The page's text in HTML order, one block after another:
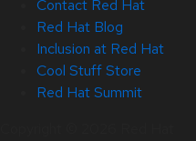
Contact Red Hat
Red Hat Blog
Inclusion at Red Hat
Cool Stuff Store
Red Hat Summit